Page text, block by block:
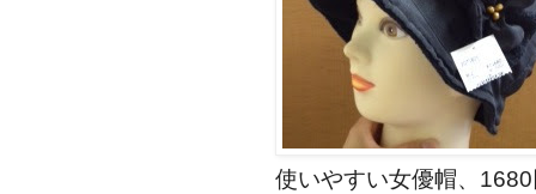
使いやすい女優帽、